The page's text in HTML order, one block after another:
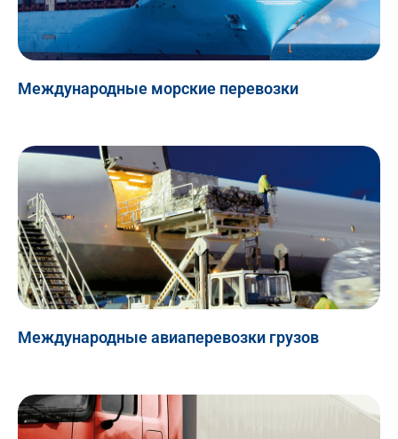
Международные морские перевозки
Международные авиаперевозки грузов